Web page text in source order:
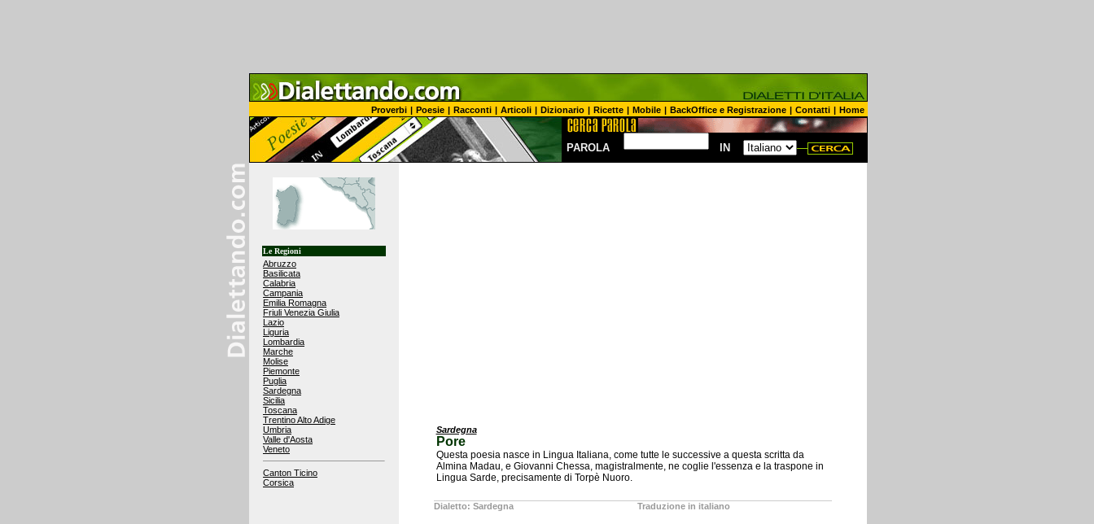
Proverbi | Poesie | Racconti | Articoli | Dizionario | Ricette | Mobile | BackOffice e Registrazione | Contatti | Home
PAROLA IN
Le Regioni
Abruzzo
Basilicata
Calabria
Campania
Emilia Romagna
Friuli Venezia Giulia
Lazio
Liguria
Lombardia
Marche
Molise
Piemonte
Puglia
Sardegna
Sicilia
Toscana
Trentino Alto Adige
Umbria
Valle d'Aosta
Veneto
Canton Ticino
Corsica
Sardegna
Pore
Questa poesia nasce in Lingua Italiana, come tutte le successive a questa scritta da
Almina Madau, e Giovanni Chessa, magistralmente, ne coglie l'essenza e la traspone in
Lingua Sarde, precisamente di Torpè Nuoro.
Dialetto: Sardegna Traduzione in italiano